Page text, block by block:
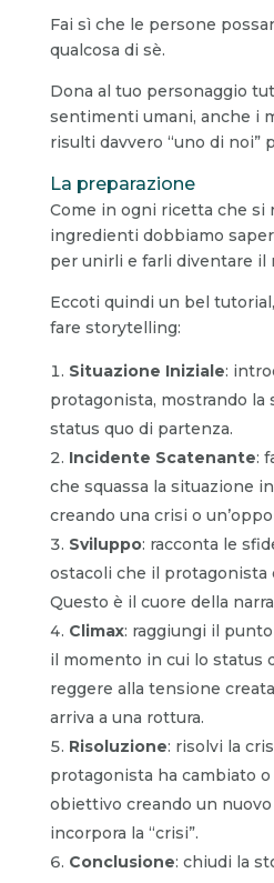
Fai sì che le persone
qualcosa di sè.
Dona al tuo personaggio
sentimenti umani, anche i
risulti davvero “uno di noi”
La preparazione
Come in ogni ricetta che si
ingredienti dobbiamo
per unirli e farli diventare il
Eccoti quindi un bel
fare storytelling:
Situazione Iniziale:
protagonista, mostrando la
status quo di partenza.
Incidente Scatenante:
che squassa la situazione
creando una crisi o
Sviluppo: racconta le
ostacoli che il protagonista
Questo è il cuore della
Climax: raggiungi il
il momento in cui lo status
reggere alla tensione
arriva a una rottura.
Risoluzione: risolvi la
protagonista ha cambiato
obiettivo creando un
incorpora la “crisi”.
Conclusione: chiudi la